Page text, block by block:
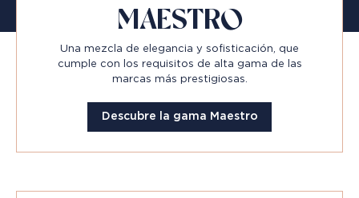
MAESTRO
Una mezcla de elegancia y sofisticación, que
cumple con los requisitos de alta gama de las
marcas más prestigiosas.
Descubre la gama Maestro